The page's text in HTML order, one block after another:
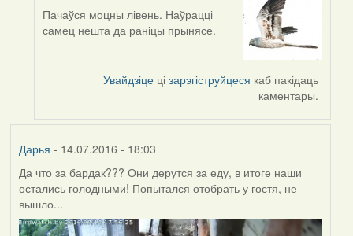
In
reply
Пачаўся моцны лівень. Наўрацці
самец нешта да раніцы прынясе.
Увайдзіце цізарэгіструйцеся каб пакідаць
каментары.
Дарья - 14.07.2016 - 18:03
Да что за бардак??? Они дерутся за еду, в итоге наши
остались голодными! Попытался отобрать у гостя, не
вышло...